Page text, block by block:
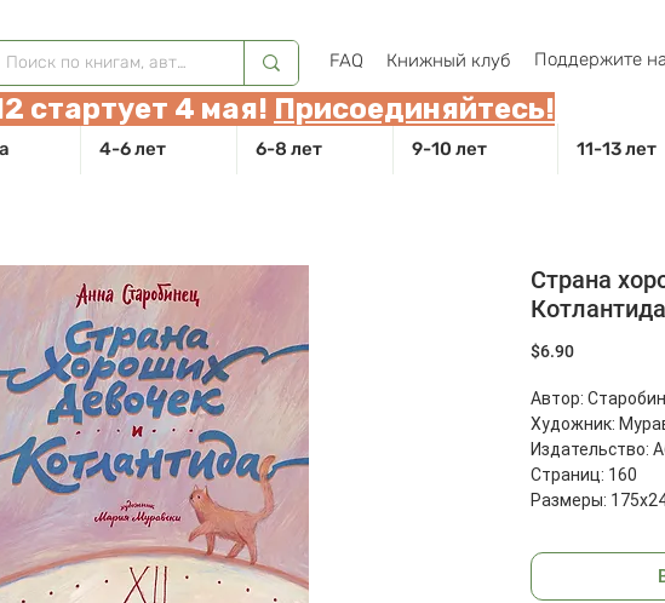
FAQ Книжный клуб Поддержите
4-6 лет 6-8 лет 9-10 лет 11-13 лет
стартует 4 мая! Присоединяйтесь!
Страна
Котлантида
$6.90Цена
Автор:
Художник:
Издательство:
Страниц: 160
Размеры: